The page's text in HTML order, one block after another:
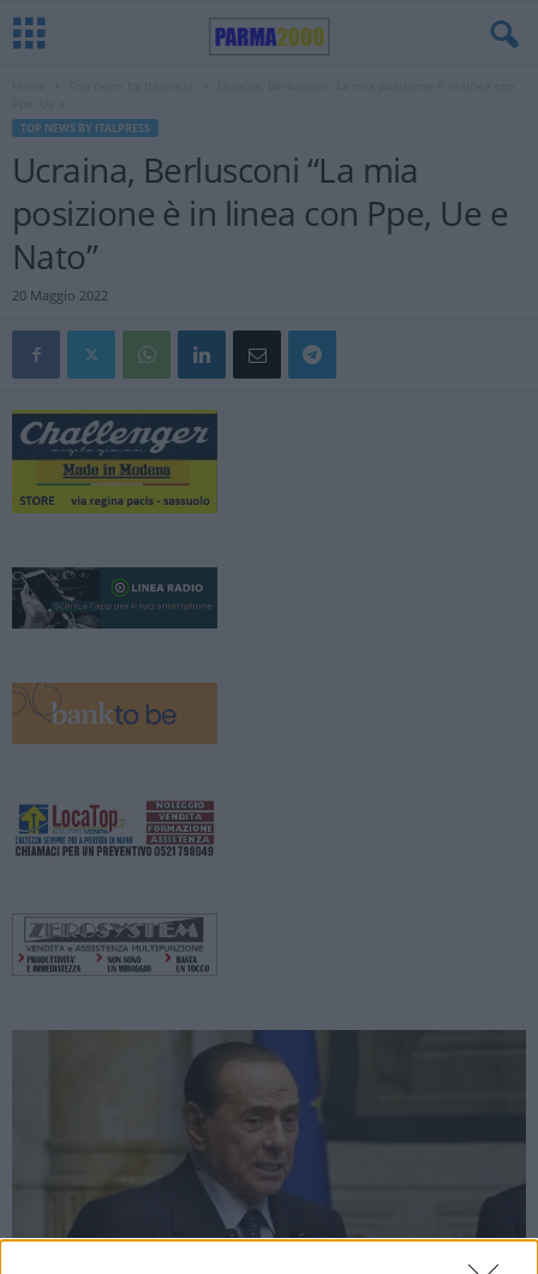
TOP NEWS BY ITALPRESS
Ucraina, Berlusconi “La mia
posizione è in linea con Ppe, Ue e
Nato”
20 Maggio 2022